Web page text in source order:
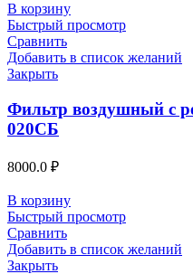
В корзину
Быстрый просмотр
Сравнить
Добавить в список желаний
Закрыть
Фильтр воздушный с
020СБ
8000.0 ₽
В корзину
Быстрый просмотр
Сравнить
Добавить в список желаний
Закрыть